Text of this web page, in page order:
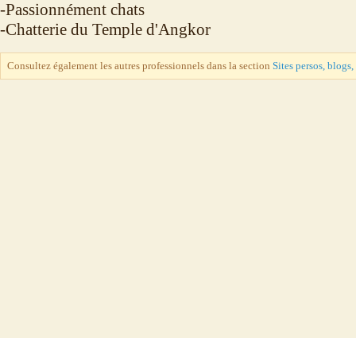
-Passionnément chats
-Chatterie du Temple d'Angkor
Consultez également les autres professionnels dans la section Sites persos,